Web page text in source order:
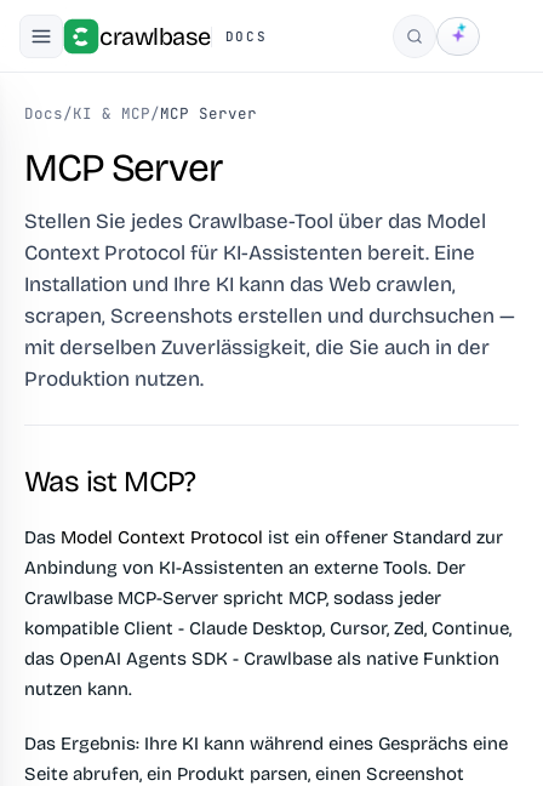
crawlbase DOCS Suchen
Docs/KI & MCP/MCP Server
MCP Server
Stellen Sie jedes Crawlbase-Tool über das Model
Context Protocol für KI-Assistenten bereit. Eine
Installation und Ihre KI kann das Web crawlen,
scrapen, Screenshots erstellen und durchsuchen —
mit derselben Zuverlässigkeit, die Sie auch in der
Produktion nutzen.
Was ist MCP?
Das Model Context Protocol ist ein offener Standard zur
Anbindung von KI-Assistenten an externe Tools. Der
Crawlbase MCP-Server spricht MCP, sodass jeder
kompatible Client - Claude Desktop, Cursor, Zed, Continue,
das OpenAI Agents SDK - Crawlbase als native Funktion
nutzen kann.
Das Ergebnis: Ihre KI kann während eines Gesprächs eine
Seite abrufen, ein Produkt parsen, einen Screenshot